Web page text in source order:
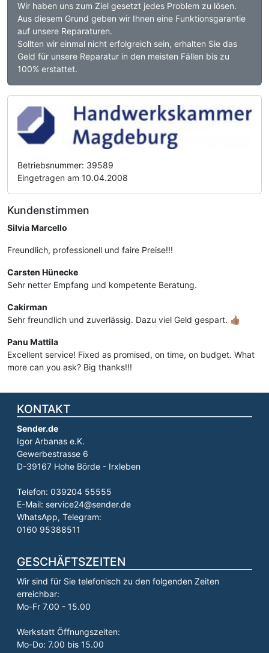
Wir haben uns zum Ziel gesetzt jedes Problem zu lösen.
Aus diesem Grund geben wir Ihnen eine Funktionsgarantie
auf unsere Reparaturen.
Sollten wir einmal nicht erfolgreich sein, erhalten Sie das
Geld für unsere Reparatur in den meisten Fällen bis zu
100% erstattet.
Betriebsnummer: 39589
Eingetragen am 10.04.2008
Kundenstimmen
Silvia Marcello
Freundlich, professionell und faire Preise!!!
Carsten Hünecke
Sehr netter Empfang und kompetente Beratung.
Cakirman
Sehr freundlich und zuverlässig. Dazu viel Geld gespart. 👍🏽
Panu Mattila
Excellent service! Fixed as promised, on time, on budget. What
more can you ask? Big thanks!!!
KONTAKT
Sender.de
Igor Arbanas e.K.
Gewerbestrasse 6
D-39167 Hohe Börde - Irxleben
Telefon: 039204 55555
E-Mail: service24@sender.de
WhatsApp, Telegram:
0160 95388511
GESCHÄFTSZEITEN
Wir sind für Sie telefonisch zu den folgenden Zeiten
erreichbar:
Mo-Fr 7.00 - 15.00
Werkstatt Öffnungszeiten:
Mo-Do: 7.00 bis 15.00